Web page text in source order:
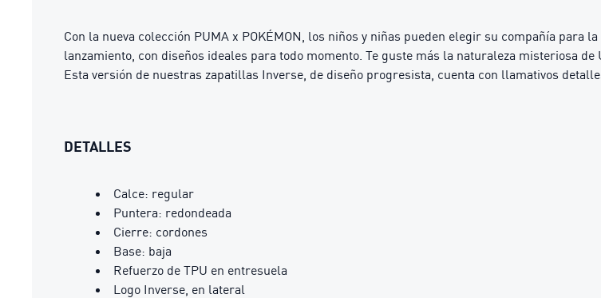
Con la nueva colección PUMA x POKÉMON, los niños y niñas pueden elegir su compañía para
lanzamiento, con diseños ideales para todo momento. Te guste más la naturaleza misteriosa
Esta versión de nuestras zapatillas Inverse, de diseño progresista, cuenta con llamativos
DETALLES
Calce: regular
Puntera: redondeada
Cierre: cordones
Base: baja
Refuerzo de TPU en entresuela
Logo Inverse, en lateral